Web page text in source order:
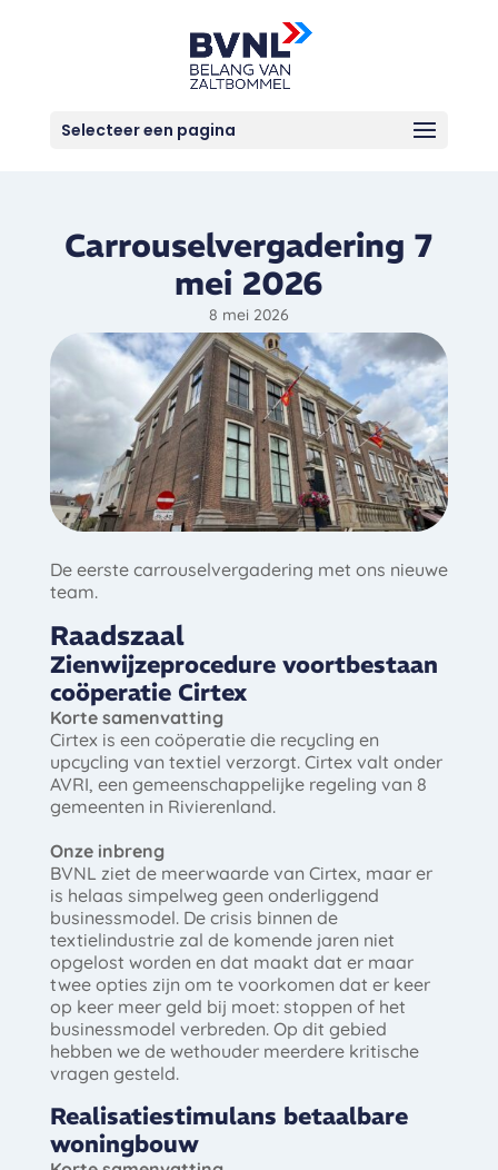
Selecteer een pagina
Carrouselvergadering 7
mei 2026
8 mei 2026
De eerste carrouselvergadering met ons nieuwe
team.
Raadszaal
Zienwijzeprocedure voortbestaan
coöperatie Cirtex
Korte samenvatting
Cirtex is een coöperatie die recycling en
upcycling van textiel verzorgt. Cirtex valt onder
AVRI, een gemeenschappelijke regeling van 8
gemeenten in Rivierenland.
Onze inbreng
BVNL ziet de meerwaarde van Cirtex, maar er
is helaas simpelweg geen onderliggend
businessmodel. De crisis binnen de
textielindustrie zal de komende jaren niet
opgelost worden en dat maakt dat er maar
twee opties zijn om te voorkomen dat er keer
op keer meer geld bij moet: stoppen of het
businessmodel verbreden. Op dit gebied
hebben we de wethouder meerdere kritische
vragen gesteld.
Realisatiestimulans betaalbare
woningbouw